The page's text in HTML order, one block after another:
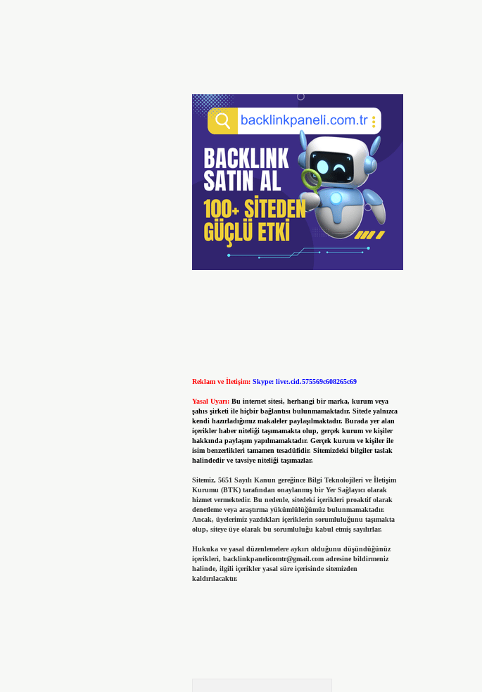
Reklam ve İletişim: Skype: live:.cid.575569c608265c69
Yasal Uyarı: Bu internet sitesi, herhangi bir marka, kurum veya
şahıs şirketi ile hiçbir bağlantısı bulunmamaktadır. Sitede yalnızca
kendi hazırladığımız makaleler paylaşılmaktadır. Burada yer alan
içerikler haber niteliği taşımamakta olup, gerçek kurum ve kişiler
hakkında paylaşım yapılmamaktadır. Gerçek kurum ve kişiler ile
isim benzerlikleri tamamen tesadüfidir. Sitemizdeki bilgiler taslak
halindedir ve tavsiye niteliği taşımazlar.
Sitemiz, 5651 Sayılı Kanun gereğince Bilgi Teknolojileri ve İletişim
Kurumu (BTK) tarafından onaylanmış bir Yer Sağlayıcı olarak
hizmet vermektedir. Bu nedenle, sitedeki içerikleri proaktif olarak
denetleme veya araştırma yükümlülüğümüz bulunmamaktadır.
Ancak, üyelerimiz yazdıkları içeriklerin sorumluluğunu taşımakta
olup, siteye üye olarak bu sorumluluğu kabul etmiş sayılırlar.
Hukuka ve yasal düzenlemelere aykırı olduğunu düşündüğünüz
içerikleri, backlinkpanelicomtr@gmail.comadresine bildirmeniz
halinde, ilgili içerikler yasal süre içerisinde sitemizden
kaldırılacaktır.